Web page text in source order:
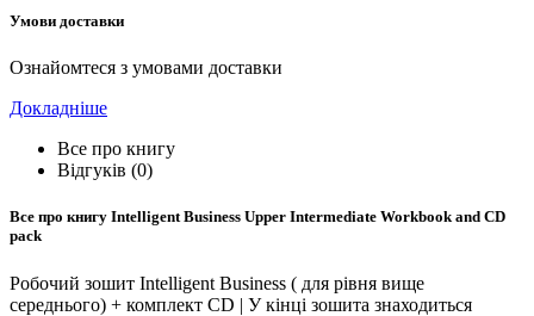
Умови доставки
Ознайомтеся з умовами доставки
Докладніше
Все про книгу
Відгуків (0)
Все про книгу Intelligent Business Upper Intermediate Workbook and CD
pack
Робочий зошит Intelligent Business ( для рівня вище
середнього) + комплект CD | У кінці зошита знаходиться